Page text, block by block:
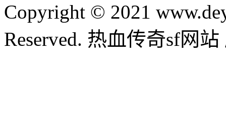
Copyright © 2021
Reserved. 热血传奇sf网